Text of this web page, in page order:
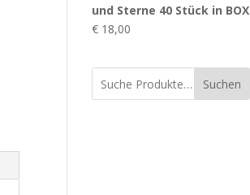
und Sterne 40 Stück in BOX
€ 18,00
Suchen